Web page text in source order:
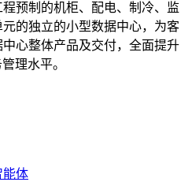
程预制的机柜、配电、制冷、监
的独立的小型数据中心，为客
中心整体产品及交付，全面提升
理水平。
能体